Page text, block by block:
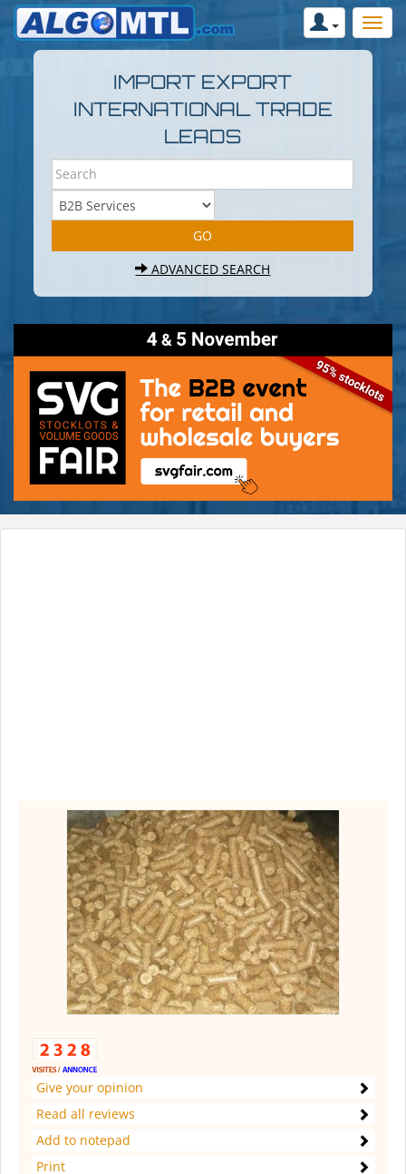
IMPORT EXPORT
INTERNATIONAL TRADE
LEADS
ADVANCED SEARCH
Give your opinion
Read all reviews
Add to notepad
Print